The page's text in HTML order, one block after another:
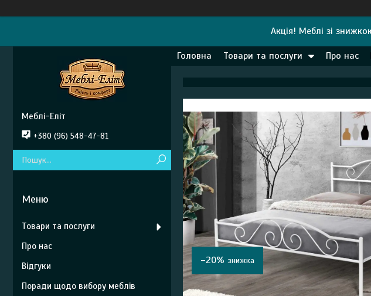
Акція! Меблі зі
Головна Товари та послуги Про нас
–20%
Меблі-Еліт
+380 (96) 548-47-81
Товари та послуги
Про нас
Відгуки
Поради щодо вибору меблів